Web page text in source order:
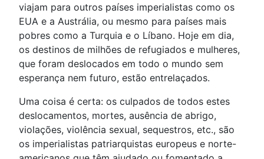
viajam para outros países imperialistas como os
EUA e a Austrália, ou mesmo para países mais
pobres como a Turquia e o Líbano. Hoje em dia,
os destinos de milhões de refugiados e mulheres,
que foram deslocados em todo o mundo sem
esperança nem futuro, estão entrelaçados.
Uma coisa é certa: os culpados de todos estes
deslocamentos, mortes, ausência de abrigo,
violações, violência sexual, sequestros, etc., são
os imperialistas patriarquistas europeus e norte-